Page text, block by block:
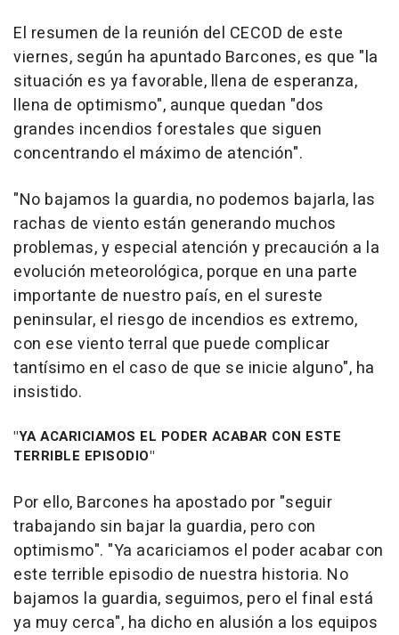
El resumen de la reunión del CECOD de este
viernes, según ha apuntado Barcones, es que "la
situación es ya favorable, llena de esperanza,
llena de optimismo", aunque quedan "dos
grandes incendios forestales que siguen
concentrando el máximo de atención".
"No bajamos la guardia, no podemos bajarla, las
rachas de viento están generando muchos
problemas, y especial atención y precaución a la
evolución meteorológica, porque en una parte
importante de nuestro país, en el sureste
peninsular, el riesgo de incendios es extremo,
con ese viento terral que puede complicar
tantísimo en el caso de que se inicie alguno", ha
insistido.
"YA ACARICIAMOS EL PODER ACABAR CON ESTE
TERRIBLE EPISODIO"
Por ello, Barcones ha apostado por "seguir
trabajando sin bajar la guardia, pero con
optimismo". "Ya acariciamos el poder acabar con
este terrible episodio de nuestra historia. No
bajamos la guardia, seguimos, pero el final está
ya muy cerca", ha dicho en alusión a los equipos